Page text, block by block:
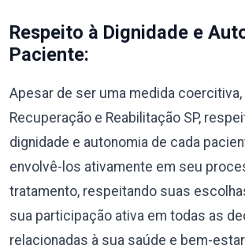
Respeito à Dignidade e
Paciente:
Apesar de ser uma medida coercitiva,
Recuperação e Reabilitação SP,
dignidade e autonomia de cada
envolvê-los ativamente em seu
tratamento, respeitando suas
sua participação ativa em todas as
relacionadas à sua saúde e bem-